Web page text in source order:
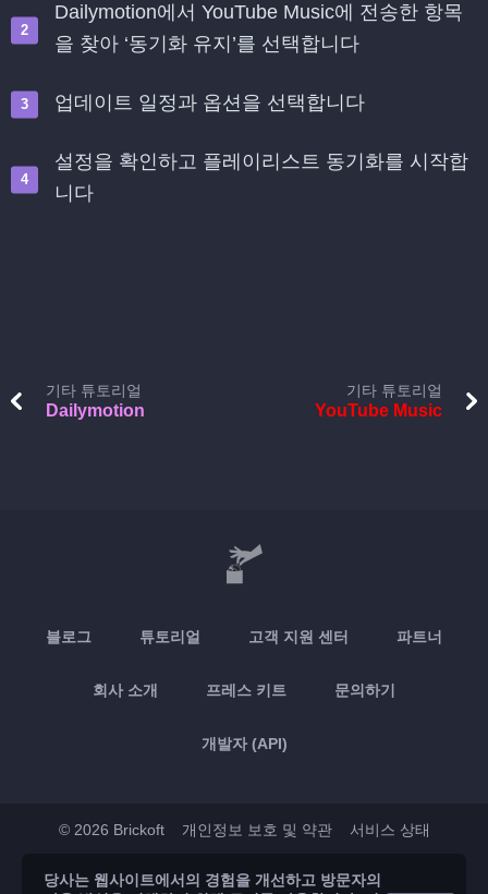
Dailymotion에서 YouTube Music에 전송한 항목
을 찾아 ‘동기화 유지’를 선택합니다
업데이트 일정과 옵션을 선택합니다
설정을 확인하고 플레이리스트 동기화를 시작합
니다
기타 튜토리얼
Dailymotion
기타 튜토리얼
YouTube Music
블로그 튜토리얼 고객 지원 센터 파트너
회사 소개 프레스 키트 문의하기
개발자 (API)
© 2026 Brickoft 개인정보 보호 및 약관 서비스 상태
App Store Google Play
당사는 웹사이트에서의 경험을 개선하고 방문자의